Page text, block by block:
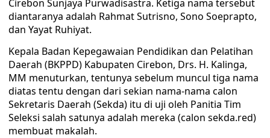
Cirebon Sunjaya Purwadisastra. Ketiga nama tersebut
diantaranya adalah Rahmat Sutrisno, Sono Soeprapto,
dan Yayat Ruhiyat.
Kepala Badan Kepegawaian Pendidikan dan Pelatihan
Daerah (BKPPD) Kabupaten Cirebon, Drs. H. Kalinga,
MM menuturkan, tentunya sebelum muncul tiga nama
diatas tentu dengan dari sekian nama-nama calon
Sekretaris Daerah (Sekda) itu di uji oleh Panitia Tim
Seleksi salah satunya adalah mereka (calon sekda.red)
membuat makalah.